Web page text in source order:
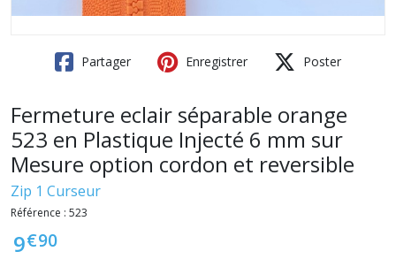
Partager Enregistrer Poster
Fermeture eclair séparable orange
523 en Plastique Injecté 6 mm sur
Mesure option cordon et reversible
Zip 1 Curseur
Référence : 523
9€90